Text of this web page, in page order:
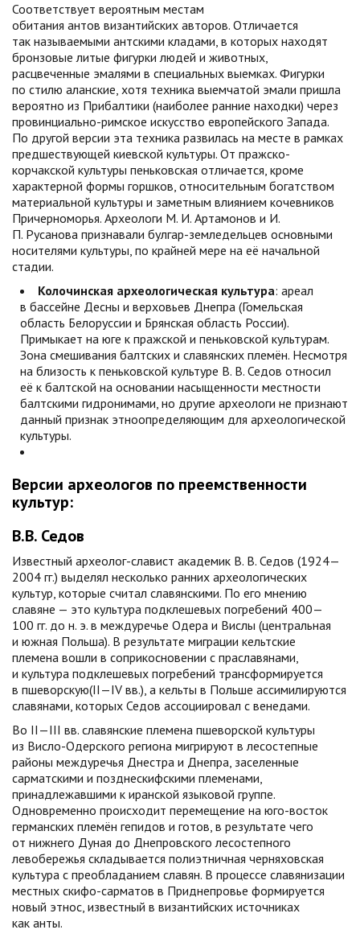
Соответствует вероятным местам
обитания антов византийских авторов. Отличается
так называемыми антскими кладами, в которых находят
бронзовые литые фигурки людей и животных,
расцвеченные эмалями в специальных выемках. Фигурки
по стилю аланские, хотя техника выемчатой эмали пришла
вероятно из Прибалтики (наиболее ранние находки) через
провинциально-римское искусство европейского Запада.
По другой версии эта техника развилась на месте в рамках
предшествующей киевской культуры. От пражско-
корчакской культуры пеньковская отличается, кроме
характерной формы горшков, относительным богатством
материальной культуры и заметным влиянием кочевников
Причерноморья. Археологи М. И. Артамонов и И.
П. Русанова признавали булгар-земледельцев основными
носителями культуры, по крайней мере на её начальной
стадии.
Колочинская археологическая культура: ареал
в бассейне Десны и верховьев Днепра (Гомельская
область Белоруссии и Брянская область России).
Примыкает на юге к пражской и пеньковской культурам.
Зона смешивания балтских и славянских племён. Несмотря
на близость к пеньковской культуре В. В. Седов относил
её к балтской на основании насыщенности местности
балтскими гидронимами, но другие археологи не признают
данный признак этноопределяющим для археологической
культуры.
Версии археологов по преемственности
культур:
В.В. Седов
Известный археолог-славист академик В. В. Седов (1924—
2004 гг.) выделял несколько ранних археологических
культур, которые считал славянскими. По его мнению
славяне — это культура подклешевых погребений 400—
100 гг. до н. э. в междуречье Одера и Вислы (центральная
и южная Польша). В результате миграции кельтские
племена вошли в соприкосновении с праславянами,
и культура подклешевых погребений трансформируется
в пшеворскую(II—IV вв.), а кельты в Польше ассимилируются
славянами, которых Седов ассоциировал с венедами.
Во II—III вв. славянские племена пшеворской культуры
из Висло-Одерского региона мигрируют в лесостепные
районы междуречья Днестра и Днепра, заселенные
сарматскими и позднескифскими племенами,
принадлежавшими к иранской языковой группе.
Одновременно происходит перемещение на юго-восток
германских племён гепидов и готов, в результате чего
от нижнего Дуная до Днепровского лесостепного
левобережья складывается полиэтничная черняховская
культура с преобладанием славян. В процессе славянизации
местных скифо-сарматов в Приднепровье формируется
новый этнос, известный в византийских источниках
как анты.